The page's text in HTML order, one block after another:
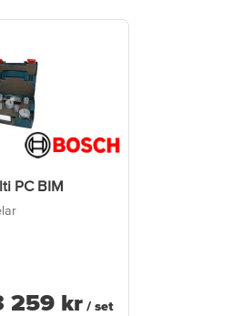
PC BIM
259 kr / set